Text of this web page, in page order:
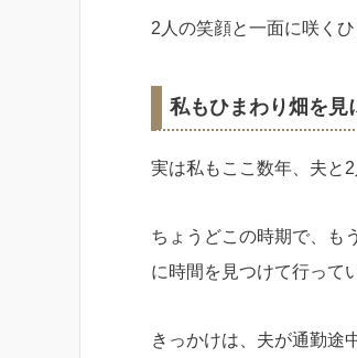
2人の笑顔と一面に咲く
私もひまわり畑を見
実は私もここ数年、夫と
ちょうどこの時期で、も
に時間を見つけて行って
きっかけは、夫が通勤途